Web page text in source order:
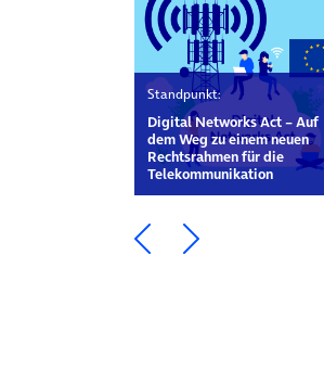
Standpunkt:
Digital Networks Act – Auf
dem Weg zu einem neuen
Rechtsrahmen für die
Telekommunikation
Ein Element
Ein